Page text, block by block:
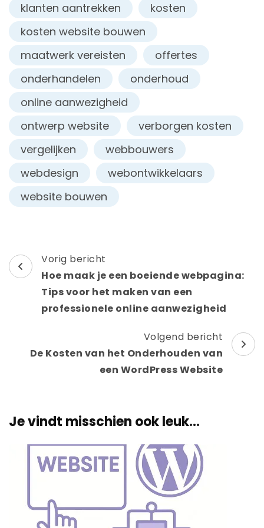
klanten aantrekken
kosten
kosten website bouwen
maatwerk vereisten
offertes
onderhandelen
onderhoud
online aanwezigheid
ontwerp website
verborgen kosten
vergelijken
webbouwers
webdesign
webontwikkelaars
website bouwen
Berichtnavigatie
Vorig bericht
Hoe maak je een boeiende webpagina:
Tips voor het maken van een
professionele online aanwezigheid
Volgend bericht
De Kosten van het Onderhouden van
een WordPress Website
Je vindt misschien ook leuk...